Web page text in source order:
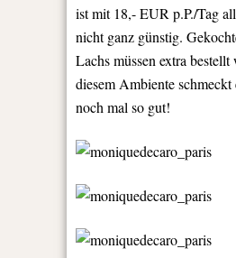
ist mit 18,- EUR p.P./Tag
nicht ganz günstig.
Lachs müssen extra bestellt
diesem Ambiente schmeckt
noch mal so gut!